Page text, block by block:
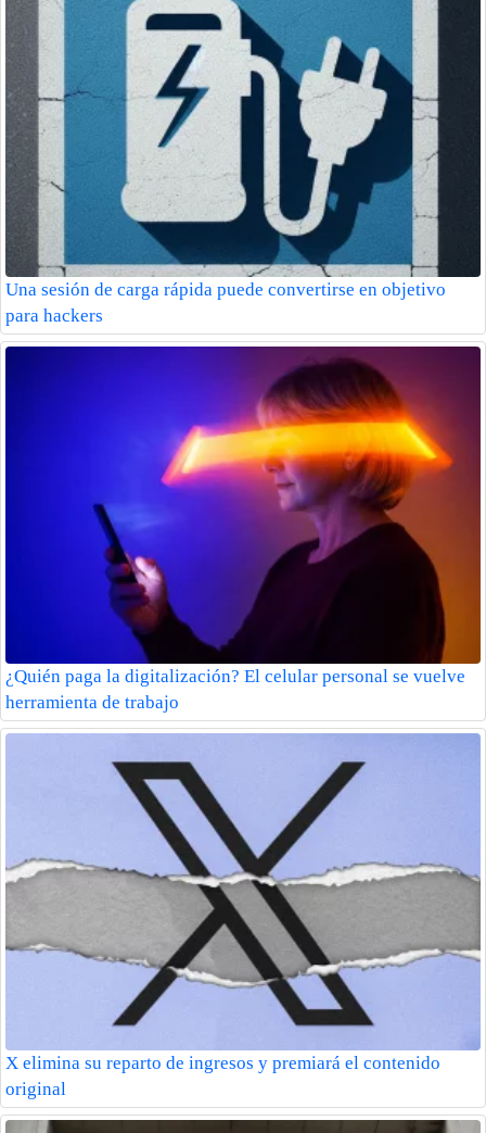
Una sesión de carga rápida puede convertirse en objetivo
para hackers
¿Quién paga la digitalización? El celular personal se vuelve
herramienta de trabajo
X elimina su reparto de ingresos y premiará el contenido
original